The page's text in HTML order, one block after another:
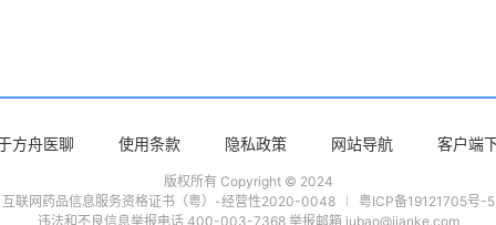
方舟医聊 使用条款 隐私政策 网站导航 客户端
版权所有 Copyright © 2024
互联网药品信息服务资格证书（粤）-经营性2020-0048
粤ICP备19121705号-5
违法和不良信息举报电话 400-003-7368 举报邮箱 jubao@jianke.com